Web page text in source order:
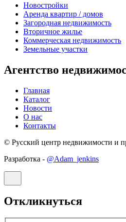
Новостройки
Аренда квартир / домов
Загородная недвижимость
Вторичное жилье
Коммерческая недвижимость
Земельные участки
Агентство
Главная
Каталог
Новости
О нас
Контакты
© Русский центр недвижимости и
Разработка - @Adam_jenkins
Откликнуться